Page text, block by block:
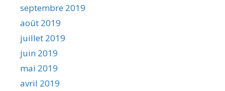
septembre 2019
août 2019
juillet 2019
juin 2019
mai 2019
avril 2019